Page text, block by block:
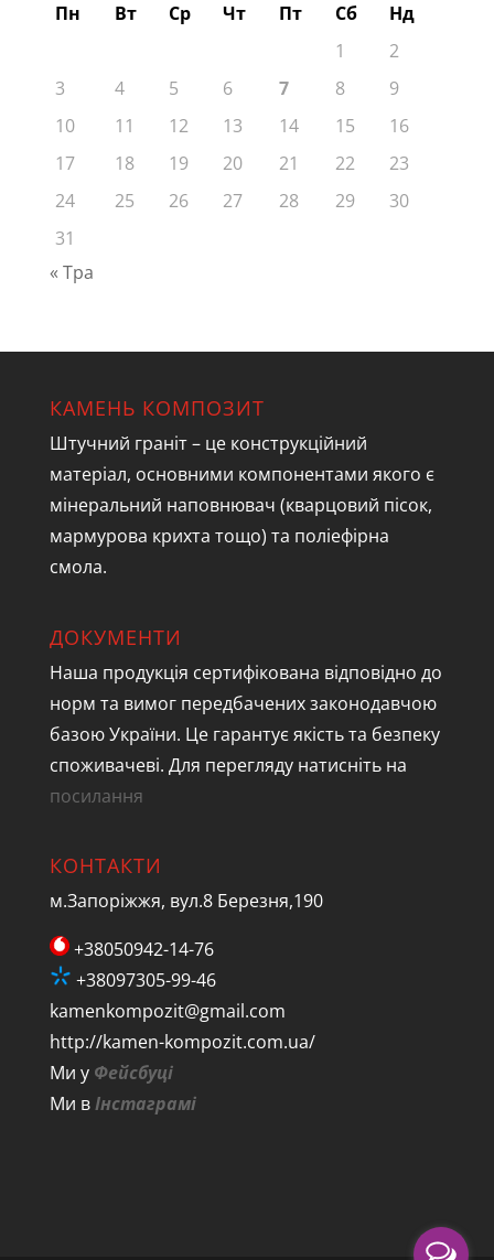
Пн Вт Ср Чт Пт Сб
Нд
1
2
3
4 5 6 7 8
9
10
11 12 13 14 15
16
17
18 19 20 21 22
23
24
25 26 27 28 29
30
31
« Тра
КАМЕНЬ КОМПОЗИТ
Штучний граніт – це конструкційний
матеріал, основними компонентами якого є
мінеральний наповнювач (кварцовий пісок,
мармурова крихта тощо) та поліефірна
смола.
ДОКУМЕНТИ
Наша продукція сертифікована відповідно до
норм та вимог передбачених законодавчою
базою України. Це гарантує якість та безпеку
споживачеві. Для перегляду натисніть на
посилання
КОНТАКТИ
м.Запоріжжя, вул.8 Березня,190
+38050942-14-76
+38097305-99-46
kamenkompozit@gmail.com
http://kamen-kompozit.com.ua/
Ми у Фейсбуці
Ми вІнстаграмі